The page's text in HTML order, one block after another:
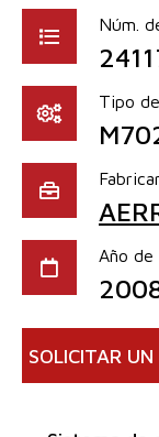
Núm.
Tipo
Año de
SOLICITAR